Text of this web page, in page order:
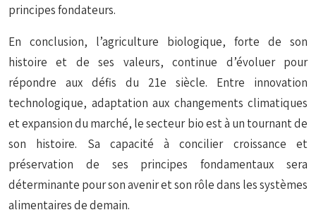
principes fondateurs.
En conclusion, l’agriculture biologique, forte de son
histoire et de ses valeurs, continue d’évoluer pour
répondre aux défis du 21e siècle. Entre innovation
technologique, adaptation aux changements climatiques
et expansion du marché, le secteur bio est à un tournant de
son histoire. Sa capacité à concilier croissance et
préservation de ses principes fondamentaux sera
déterminante pour son avenir et son rôle dans les systèmes
alimentaires de demain.